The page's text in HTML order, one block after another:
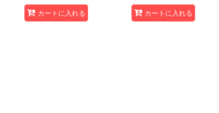
カートに入れる カートに入れる